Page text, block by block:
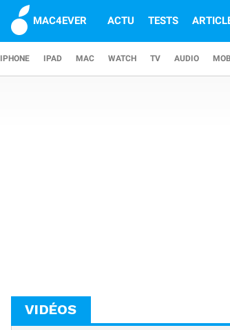
MAC4EVER ACTU TESTS
IPHONE IPAD MAC WATCH TV AUDIO
VIDÉOS